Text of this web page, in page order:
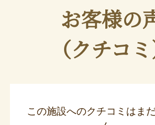
お客様の
（クチコミ
この施設へのクチコミはま